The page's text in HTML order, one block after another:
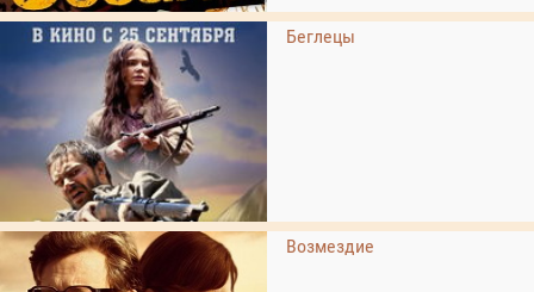
Беглецы
Возмездие